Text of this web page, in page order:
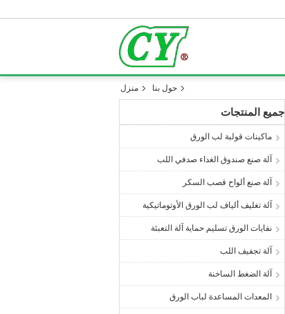
منزل حول بنا
جميع المنتجات
ماكينات قولبة لب الورق
آلة صنع صندوق الغداء صدفي اللب
آلة صنع ألواح قصب السكر
آلة تغليف ألياف لب الورق الأوتوماتيكية
نفايات الورق تسليم حماية آلة التعبئة
آلة تجفيف اللب
آلة الضغط الساخنة
المعدات المساعدة لباب الورق